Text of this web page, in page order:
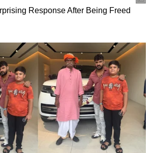
ಹೆಚ್ಚಾಗಿರುತ್ತದೆ. ನಿರಂತರವಾಗಿ ಎಣ್ಣೆ,
ಸಂಪರ್ಕದಲ್ಲಿ ಇರುವುದರಿಂದ ತವಾದ
ಅತ್ಯಂತ ಹಠಮಾರಿ (ಜಿಡ್ಡು)
ನಂತರ ಇದನ್ನು ಎಷ್ಟೇ ನಾರ್ಮಲ್
ಉಜ್ಜಿದರೂ ಈ ಕಪ್ಪು ಕಲೆಗಳು
ಜನರು ಇದನ್ನು ಸ್ವಚ್ಛಗೊಳಿಸಲು
ಆದರೂ ತವಾ ಸಂಪೂರ್ಣವಾಗಿ
ಒಂದು ವೇಳೆ ನಿಮ್ಮ ಮನೆಯ ತವಾ ಕೂಡ
ಇನ್ನು ಮುಂದೆ ಚಿಂತಿಸಬೇಕಾದ
ಕೆಳಗೆ ನೀಡಿರುವ ಕೆಲವು ಸುಲಭ